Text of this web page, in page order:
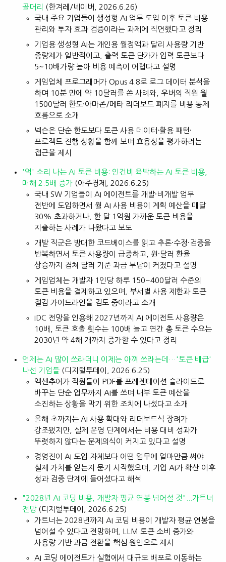
골머리 (한겨레/네이버, 2026.6.26)
국내 주요 기업들이 생성형 AI 업무 도입 이후 토큰 비용
관리와 투자 효과 검증이라는 과제에 직면했다고 정리
기업용 생성형 AI는 개인용 월정액과 달리 사용량 기반
종량제가 일반적이고, 출력 토큰 단가가 입력 토큰보다
5~10배가량 높아 비용 예측이 어렵다고 설명
게임업체 프로그래머가 Opus 4.8로 로그 데이터 분석을
하며 10분 만에 약 10달러를 쓴 사례와, 우버의 직원 월
1500달러 한도·아마존/메타 리더보드 폐지를 비용 통제
흐름으로 소개
넥슨은 단순 한도보다 토큰 사용 데이터·활용 패턴·
프로젝트 진행 상황을 함께 보며 효용성을 평가하려는
접근을 제시
'억' 소리 나는 AI 토큰 비용: 인건비 육박하는 AI 토큰 비용,
매해 2.5배 증가 (아주경제, 2026.6.25)
국내 SW 기업들이 AI 에이전트를 개발·비개발 업무
전반에 도입하면서 월 AI 사용 비용이 계획 예산을 매달
30% 초과하거나, 한 달 1억원 가까운 토큰 비용을
지출하는 사례가 나왔다고 보도
개발 직군은 방대한 코드베이스를 읽고 추론·수정·검증을
반복하면서 토큰 사용량이 급증하고, 원·달러 환율
상승까지 겹쳐 달러 기준 과금 부담이 커졌다고 설명
게임업체는 개발자 1인당 하루 150~400달러 수준의
토큰 비용을 결제하고 있으며, 부서별 사용 제한과 토큰
절감 가이드라인을 검토 중이라고 소개
IDC 전망을 인용해 2027년까지 AI 에이전트 사용량은
10배, 토큰 호출 횟수는 100배 늘고 연간 총 토큰 수요는
2030년 약 4해 개까지 증가할 수 있다고 정리
언제는 AI 많이 쓰라더니 이제는 아껴 쓰라는데…'토큰 배급'
나선 기업들 (디지털투데이, 2026.6.25)
액센추어가 직원들이 PDF를 프레젠테이션 슬라이드로
바꾸는 단순 업무까지 AI를 쓰며 내부 토큰 예산을
소진하는 상황을 막기 위한 조치에 나섰다고 소개
올해 초까지는 AI 사용 확대와 리더보드식 장려가
강조됐지만, 실제 운영 단계에서는 비용 대비 성과가
뚜렷하지 않다는 문제의식이 커지고 있다고 설명
경영진이 AI 도입 자체보다 어떤 업무에 얼마만큼 써야
실제 가치를 얻는지 묻기 시작했으며, 기업 AI가 확산 이후
성과 검증 단계에 들어섰다고 해석
"2028년 AI 코딩 비용, 개발자 평균 연봉 넘어설 것"...가트너
전망(디지털투데이, 2026.6.25)
가트너는 2028년까지 AI 코딩 비용이 개발자 평균 연봉을
넘어설 수 있다고 전망하며, LLM 토큰 소비 증가와
사용량 기반 과금 전환을 핵심 원인으로 제시
AI 코딩 에이전트가 실험에서 대규모 배포로 이동하는